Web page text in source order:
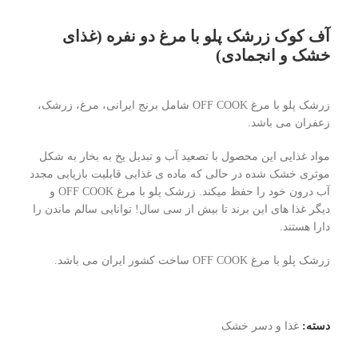
آف کوک زرشک پلو با مرغ دو نفره (غذای
خشک و انجمادی)
زرشک پلو با مرغ OFF COOK شامل برنج ایرانی، مرغ، زرشک،
زعفران می باشد.
مواد غذایی این محصول با تصعید آب و تبدیل یخ به بخار به شکل
موثری خشک شده در حالی که ماده ی غذایی قابلیت بازیابی مجدد
آب درون خود را حفظ میکند. زرشک پلو با مرغ OFF COOK و
دیگر غذا های این برند تا بیش از سی سال! توانایی سالم ماندن را
دارا هستند.
زرشک پلو با مرغ OFF COOK ساخت کشور ایران می باشد.
دسته: غذا و دسر خشک